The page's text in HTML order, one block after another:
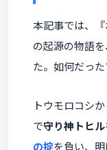
本記事では、
の起源の物語
た。如何だった
トウモロコシ
で守り神トヒル
の掟を負い、